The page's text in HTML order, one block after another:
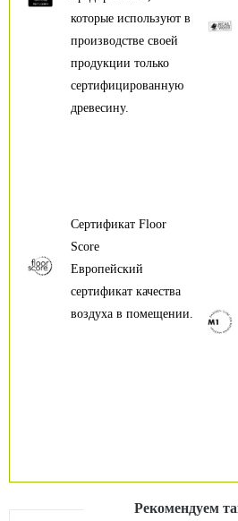
которые используют в
производстве своей
продукции только
сертифицированную
древесину.
Сертификат Floor
Score
Европейский
сертификат качества
воздуха в помещении.
Рекомендуем